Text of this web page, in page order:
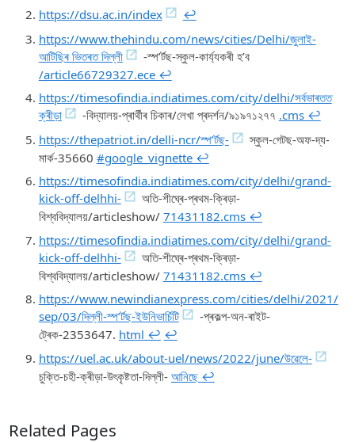
https://dsu.ac.in/index
↩︎
https://www.thehindu.com/news/cities/Delhi/জুলাই-
আটিছিৰ ভিতৰত দিল্লী
-স্প’ৰ্টছ-স্কুল-কাৰ্য্যকৰী হ’ব
/article66729327.ece ↩︎
https://timesofindia.indiatimes.com/city/delhi/সৰ্বভাৰতত
ক্ৰীড়া
-বিদ্যালয়-প্ৰাৰ্থীৰ চিকাৰ/লেখা প্ৰদৰ্শন/৯১৯৭১২৭৭ .cms ↩︎
https://thepatriot.in/delli-ncr/স্প’ৰ্টছ-
স্কুল-গেটছ-অফ-দ্য-
মাৰ্ক-35660 #google_vignette ↩︎
https://timesofindia.indiatimes.com/city/delhi/grand-
kick-off-delhhi-
অতি-শীঘ্ৰে-প্ৰথম-ক্ৰিড়া-
বিশ্ববিদ্যালয়/articleshow/ 71431182.cms ↩︎
https://timesofindia.indiatimes.com/city/delhi/grand-
kick-off-delhhi-
অতি-শীঘ্ৰে-প্ৰথম-ক্ৰিড়া-
বিশ্ববিদ্যালয়/articleshow/ 71431182.cms ↩︎
https://www.newindianexpress.com/cities/delhi/2021/
sep/03/দিল্লী-স্প’ৰ্টছ-ইউনিভাৰ্চিটি
-প্ৰকল্প-অন-ৰাইট-
ট্ৰেক-2353647. html ↩︎ ↩︎
https://uel.ac.uk/about-uel/news/2022/june/উৱেলে-
চুক্তি-চহী-ক্ৰীড়া-উৎকৃষ্টতা-দিল্লী- আনিছে ↩︎
Related Pages